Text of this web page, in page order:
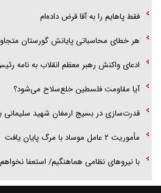
فقط پاهایم را به آقا قرض داده‌ام
هر خطای محاسباتی پایانش گورستان
ادعای واکنش رهبر معظم انقلاب به نامه
آیا مقاومت فلسطین خلع‌سلاح می‌شود؟
قدرت‌سازی در بسیج ارمغان شهید سلیمانی
مأموریت ۲ عامل موساد با مرگ پایان یافت
با نیرو‌های نظامی هماهنگیم/ استعفا